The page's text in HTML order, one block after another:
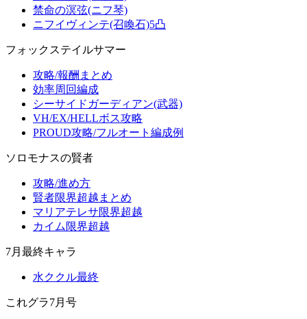
禁命の溟弦(ニフ琴)
ニフイヴィンテ(召喚石)5凸
フォックステイルサマー
攻略/報酬まとめ
効率周回編成
シーサイドガーディアン(武器)
VH/EX/HELLボス攻略
PROUD攻略/フルオート編成例
ソロモナスの賢者
攻略/進め方
賢者限界超越まとめ
マリアテレサ限界超越
カイム限界超越
7月最終キャラ
水ククル最終
これグラ7月号